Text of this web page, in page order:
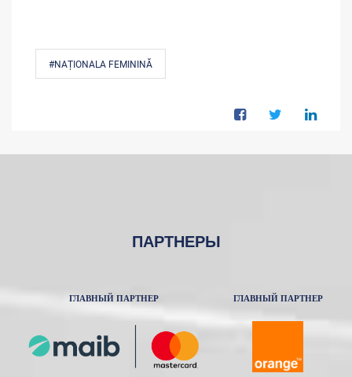
#NAȚIONALA FEMININĂ
ПАРТНЕРЫ
ГЛАВНЫЙ ПАРТНЕР ГЛАВНЫЙ ПАРТНЕР